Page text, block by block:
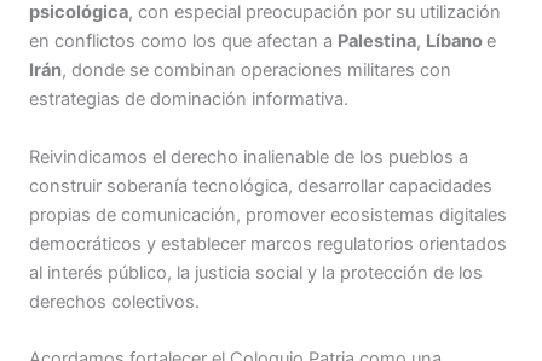
psicológica, con especial preocupación por su utilización
en conflictos como los que afectan a Palestina, Líbanoe
Irán, donde se combinan operaciones militares con
estrategias de dominación informativa.
Reivindicamos el derecho inalienable de los pueblos a
construir soberanía tecnológica, desarrollar capacidades
propias de comunicación, promover ecosistemas digitales
democráticos y establecer marcos regulatorios orientados
al interés público, la justicia social y la protección de los
derechos colectivos.